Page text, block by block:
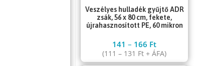
Veszélyes hulladék gyűjtő ADR
zsák, 56 x 80 cm, fekete,
újrahasznosított PE, 60 mikron
141– 166 Ft
(111– 131 Ft + ÁFA)